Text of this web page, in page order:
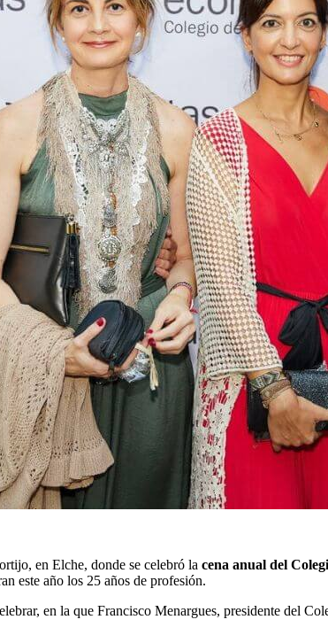
en Elche, donde se celebró la cena anual del
este año los 25 años de profesión.
en la que Francisco Menargues, presidente del